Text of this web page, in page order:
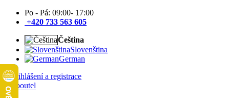
Po - Pá: 09:00- 17:00
+420 733 563 605
Čeština
Slovenština
German
Přihlášení a registrace